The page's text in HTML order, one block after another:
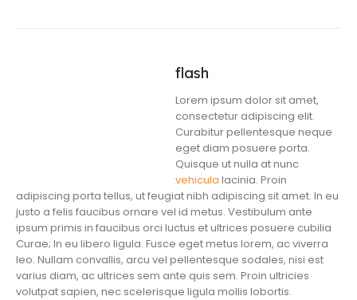
flash
Lorem ipsum dolor sit amet,
consectetur adipiscing elit.
Curabitur pellentesque neque
eget diam posuere porta.
Quisque ut nulla at nunc
vehicula lacinia. Proin
adipiscing porta tellus, ut feugiat nibh adipiscing sit amet. In eu
justo a felis faucibus ornare vel id metus. Vestibulum ante
ipsum primis in faucibus orci luctus et ultrices posuere cubilia
Curae; In eu libero ligula. Fusce eget metus lorem, ac viverra
leo. Nullam convallis, arcu vel pellentesque sodales, nisi est
varius diam, ac ultrices sem ante quis sem. Proin ultricies
volutpat sapien, nec scelerisque ligula mollis lobortis.